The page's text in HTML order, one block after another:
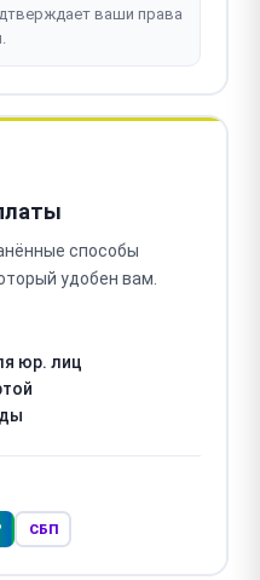
ваши права
способы
удобен вам.
юр. лиц
СБП